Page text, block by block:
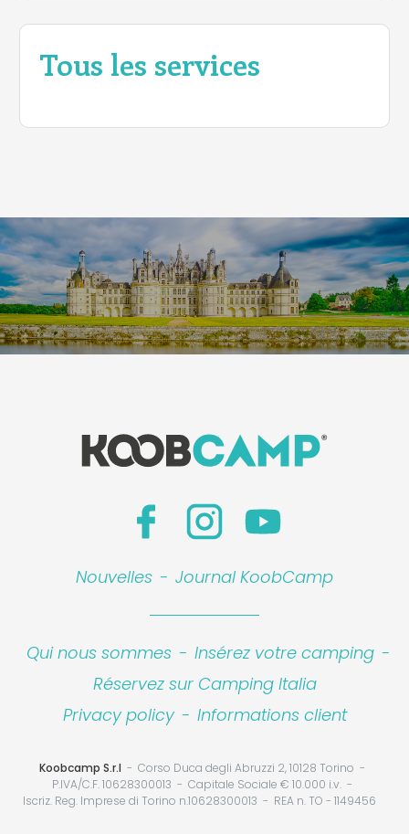
Tous les services
Nouvelles - Journal KoobCamp
Qui nous sommes - Insérez votre camping -
Réservez sur Camping Italia
Privacy policy - Informations client
Koobcamp S.r.l
Corso Duca degli Abruzzi 2, 10128 Torino
P.IVA/C.F. 10628300013
Capitale Sociale € 10.000 i.v.
Iscriz. Reg. Imprese di Torino n.10628300013
REA n. TO - 1149456